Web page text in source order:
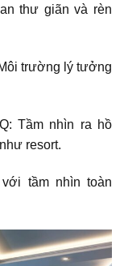
thư giãn và rèn
trường lý tưởng
Tầm nhìn ra hồ
resort.
tầm nhìn toàn